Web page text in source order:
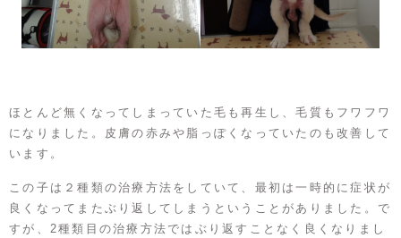
ほとんど無くなってしまっていた毛も再生し、毛質もフワフワ
になりました。皮膚の赤みや脂っぽくなっていたのも改善して
います。
この子は２種類の治療方法をしていて、最初は一時的に症状が
良くなってまたぶり返してしまうということがありました。で
すが、2種類目の治療方法ではぶり返すことなく良くなりまし